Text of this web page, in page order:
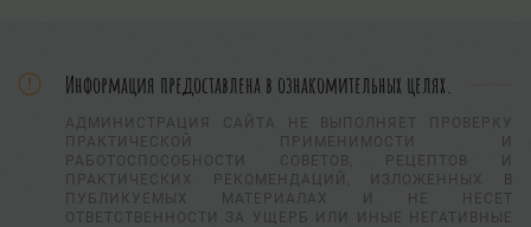
Информация предоставлена в ознакомительных целях.
АДМИНИСТРАЦИЯ САЙТА НЕ ВЫПОЛНЯЕТ ПРОВЕРКУ
ПРАКТИЧЕСКОЙ ПРИМЕНИМОСТИ И
РАБОТОСПОСОБНОСТИ СОВЕТОВ, РЕЦЕПТОВ И
ПРАКТИЧЕСКИХ РЕКОМЕНДАЦИЙ, ИЗЛОЖЕННЫХ В
ПУБЛИКУЕМЫХ МАТЕРИАЛАХ И НЕ НЕСЕТ
ОТВЕТСТВЕННОСТИ ЗА УЩЕРБ ИЛИ ИНЫЕ НЕГАТИВНЫЕ